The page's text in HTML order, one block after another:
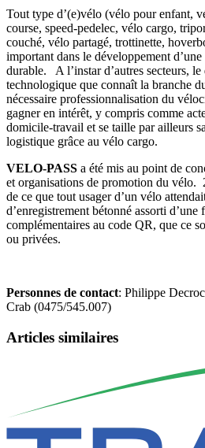
Tout type d’(e)vélo (vélo pour enfant,
course, speed-pedelec, vélo cargo,
couché, vélo partagé, trottinette,
important dans le développement
durable. A l’instar d’autres secteurs,
technologique que connaît la branche
nécessaire professionnalisation du
gagner en intérêt, y compris comme
domicile-travail et se taille par ailleurs
logistique grâce au vélo cargo.
VELO-PASS a été mis au point de
et organisations de promotion du vélo.
de ce que tout usager d’un vélo
d’enregistrement bétonné assorti d’une
complémentaires au code QR, que ce
ou privées.
Personnes de contact: Philippe
Crab (0475/545.007)
Articles similaires